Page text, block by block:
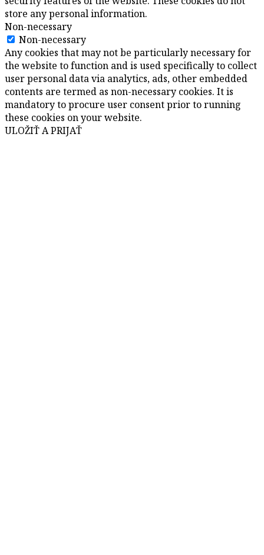
store any personal information.
Non-necessary
Non-necessary
Any cookies that may not be particularly necessary for
the website to function and is used specifically to collect
user personal data via analytics, ads, other embedded
contents are termed as non-necessary cookies. It is
mandatory to procure user consent prior to running
these cookies on your website.
ULOŽIŤ A PRIJAŤ